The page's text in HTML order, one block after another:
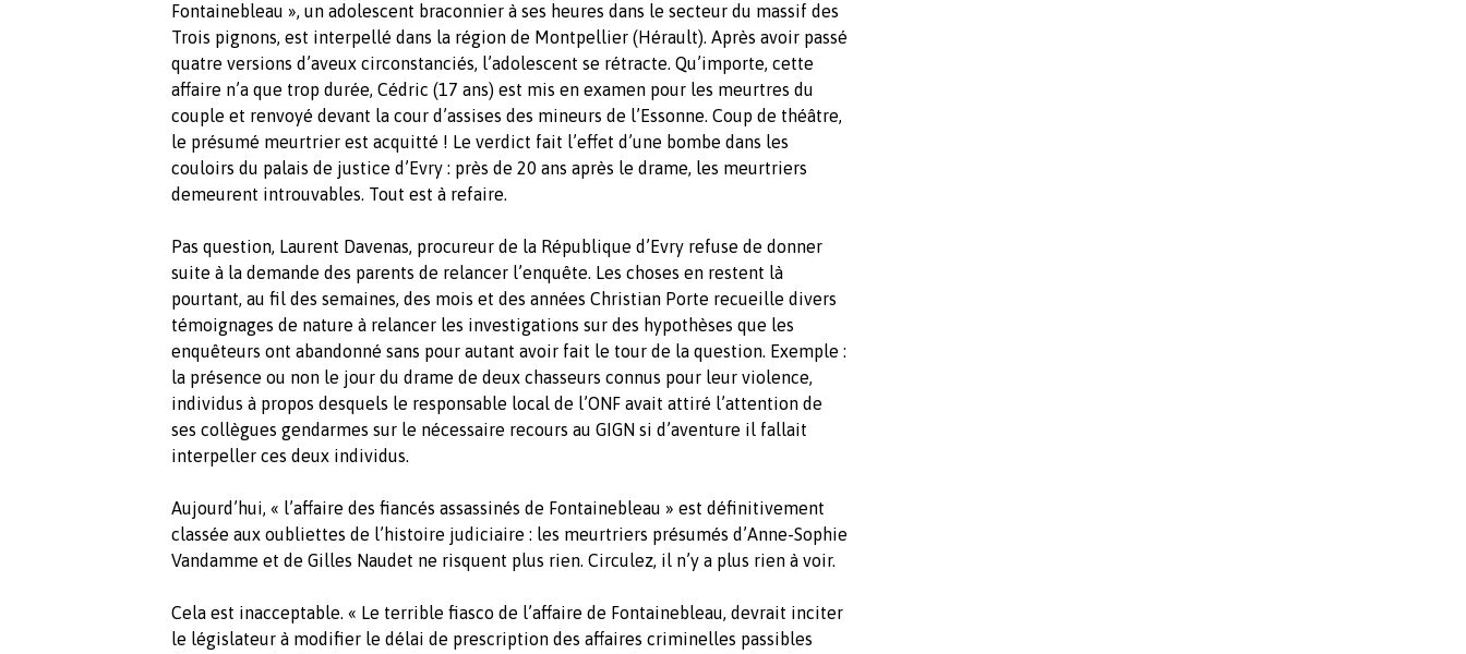
Fontainebleau », un adolescent braconnier à ses heures dans le secteur du massif des
Trois pignons, est interpellé dans la région de Montpellier (Hérault). Après avoir passé
quatre versions d’aveux circonstanciés, l’adolescent se rétracte. Qu’importe, cette
affaire n’a que trop durée, Cédric (17 ans) est mis en examen pour les meurtres du
couple et renvoyé devant la cour d’assises des mineurs de l’Essonne. Coup de théâtre,
le présumé meurtrier est acquitté ! Le verdict fait l’effet d’une bombe dans les
couloirs du palais de justice d’Evry : près de 20 ans après le drame, les meurtriers
demeurent introuvables. Tout est à refaire.
Pas question, Laurent Davenas, procureur de la République d’Evry refuse de donner
suite à la demande des parents de relancer l’enquête. Les choses en restent là
pourtant, au fil des semaines, des mois et des années Christian Porte recueille divers
témoignages de nature à relancer les investigations sur des hypothèses que les
enquêteurs ont abandonné sans pour autant avoir fait le tour de la question. Exemple :
la présence ou non le jour du drame de deux chasseurs connus pour leur violence,
individus à propos desquels le responsable local de l’ONF avait attiré l’attention de
ses collègues gendarmes sur le nécessaire recours au GIGN si d’aventure il fallait
interpeller ces deux individus.
Aujourd’hui, « l’affaire des fiancés assassinés de Fontainebleau » est définitivement
classée aux oubliettes de l’histoire judiciaire : les meurtriers présumés d’Anne-Sophie
Vandamme et de Gilles Naudet ne risquent plus rien. Circulez, il n’y a plus rien à voir.
Cela est inacceptable. « Le terrible fiasco de l’affaire de Fontainebleau, devrait inciter
le législateur à modifier le délai de prescription des affaires criminelles passibles